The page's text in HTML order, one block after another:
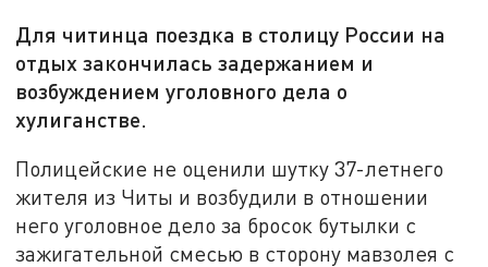
Для читинца поездка в столицу России на
отдых закончилась задержанием и
возбуждением уголовного дела о
хулиганстве.
Полицейские не оценили шутку 37-летнего
жителя из Читы и возбудили в отношении
него уголовное дело за бросок бутылки с
зажигательной смесью в сторону мавзолея с